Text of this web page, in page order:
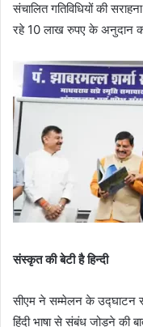
संचालित गतिविधियों की
रहे 10 लाख रुपए के अनुदान
संस्कृत की बेटी है हिन्दी
सीएम ने सम्मेलन के उद्घाटन
हिंदी भाषा से संबंध जोड़ने